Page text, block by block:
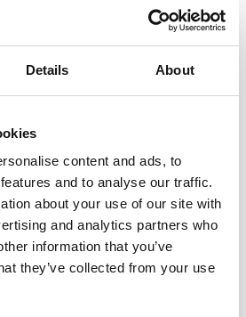
Details About
content and ads, to
and to analyse our traffic.
about your use of our site with
and analytics partners who
information that you’ve
they’ve collected from your use
af med din hovedpine. Der fås
der kan lindre dine
Læs mere om
ikke lindrer dine smerter, skal
eller kontakte
rådgivning eller behandling.
vedrørende brug og dosering
i indlægssedlen, før du tager
Du kan også få vejledning af